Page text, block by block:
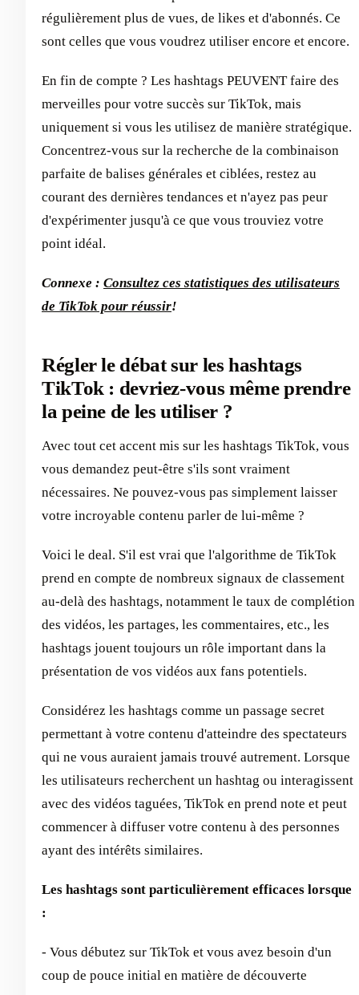
régulièrement plus de vues, de likes et d'abonnés. Ce
sont celles que vous voudrez utiliser encore et encore.
En fin de compte ? Les hashtags PEUVENT faire des
merveilles pour votre succès sur TikTok, mais
uniquement si vous les utilisez de manière stratégique.
Concentrez-vous sur la recherche de la combinaison
parfaite de balises générales et ciblées, restez au
courant des dernières tendances et n'ayez pas peur
d'expérimenter jusqu'à ce que vous trouviez votre
point idéal.
Connexe : Consultez ces statistiques des utilisateurs
de TikTok pour réussir!
Régler le débat sur les hashtags
TikTok : devriez-vous même prendre
la peine de les utiliser ?
Avec tout cet accent mis sur les hashtags TikTok, vous
vous demandez peut-être s'ils sont vraiment
nécessaires. Ne pouvez-vous pas simplement laisser
votre incroyable contenu parler de lui-même ?
Voici le deal. S'il est vrai que l'algorithme de TikTok
prend en compte de nombreux signaux de classement
au-delà des hashtags, notamment le taux de complétion
des vidéos, les partages, les commentaires, etc., les
hashtags jouent toujours un rôle important dans la
présentation de vos vidéos aux fans potentiels.
Considérez les hashtags comme un passage secret
permettant à votre contenu d'atteindre des spectateurs
qui ne vous auraient jamais trouvé autrement. Lorsque
les utilisateurs recherchent un hashtag ou interagissent
avec des vidéos taguées, TikTok en prend note et peut
commencer à diffuser votre contenu à des personnes
ayant des intérêts similaires.
Les hashtags sont particulièrement efficaces lorsque
:
- Vous débutez sur TikTok et vous avez besoin d'un
coup de pouce initial en matière de découverte